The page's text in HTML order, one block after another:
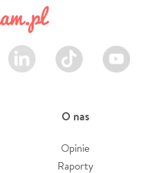
LinkedIn TikTok Youtube
O nas
Opinie
Raporty